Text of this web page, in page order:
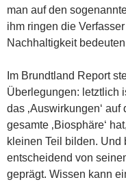
man auf den
ihm ringen die
Nachhaltigkeit
Im Brundtland Report
Überlegungen: letztlich
das ‚Auswirkungen‘
gesamte ‚Biosphäre‘
kleinen Teil bilden. Und
entscheidend von
geprägt. Wissen kann